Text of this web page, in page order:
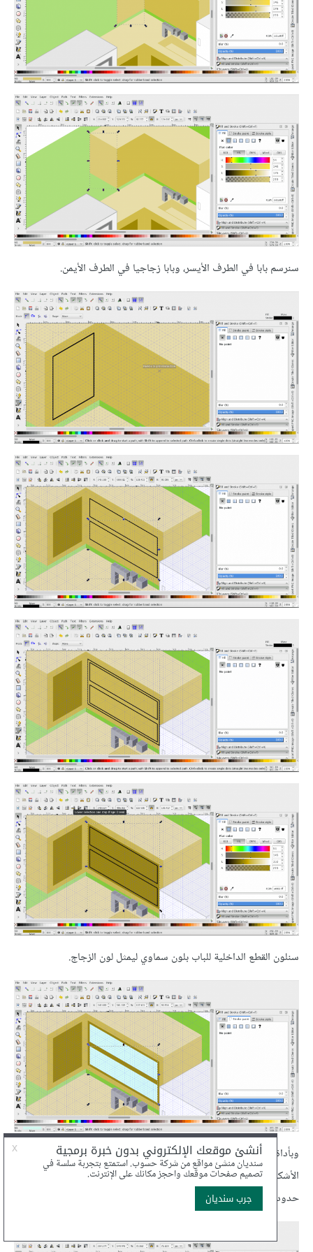
سنرسم بابا في الطرف الأيسر، وبابا زجاجيا في الطرف الأيمن.
سنلون القطع الداخلية للباب بلون سماوي ليمثل لون الزجاج.
وبأداة Bezier سنرسم أشكال متوازية لتشكل لمعان الزجاج ثم نلون هذه
الأشكال بعد تكرارها في الفتحتين الزجاجيتين باللون الأبيض ونزيل
حدودها.